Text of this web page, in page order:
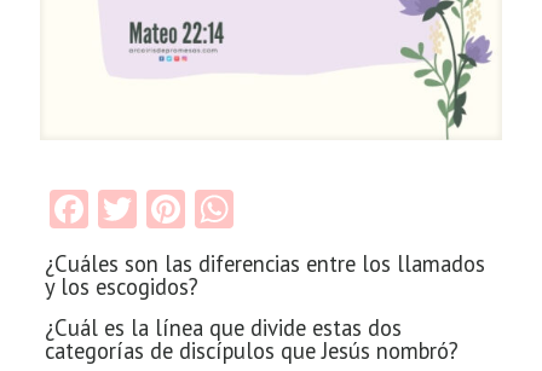
Facebook
TwitterPinterest
WhatsApp
¿Cuáles son las diferencias entre los llamados
y los escogidos?
¿Cuál es la línea que divide estas dos
categorías de discípulos que Jesús nombró?